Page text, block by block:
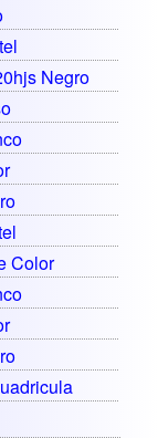
Negro
Color